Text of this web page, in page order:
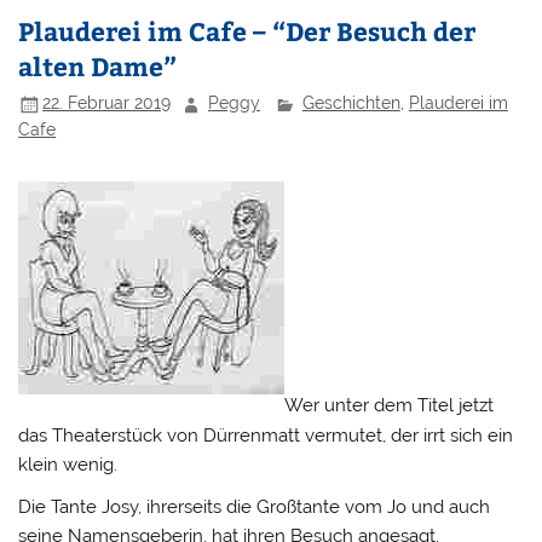
Plauderei im Cafe – “Der Besuch der
alten Dame”
22. Februar 2019 Peggy Geschichten, Plauderei im
Cafe
Wer unter dem Titel jetzt
das Theaterstück von Dürrenmatt vermutet, der irrt sich ein
klein wenig.
Die Tante Josy, ihrerseits die Großtante vom Jo und auch
seine Namensgeberin, hat ihren Besuch angesagt.